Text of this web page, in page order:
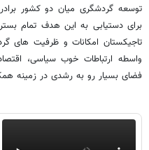
توسعه گردشگری میان دو کشور
برای دستیابی به این هدف تمام
تاجیکستان امکانات و ظرفیت های
واسطه ارتباطات خوب سیاسی،
فضای بسیار رو به رشدی در زمینه